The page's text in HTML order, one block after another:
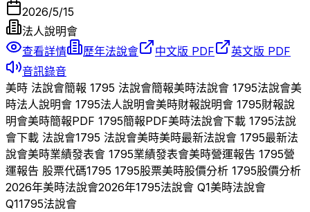
2026/5/15
法人說明會
查看詳情
歷年法說會 中文版 PDF
英文版 PDF
音訊錄音
美時 法說會簡報 1795 法說會簡報美時法說會 1795法說會美
時法人說明會 1795法人說明會美時財報說明會 1795財報說
明會美時簡報PDF 1795簡報PDF美時法說會下載 1795法說
會下載 法說會1795 法說會美時美時最新法說會 1795最新法
說會美時業績發表會 1795業績發表會美時營運報告 1795營
運報告 股票代碼1795 1795股票美時股價分析 1795股價分析
2026年美時法說會2026年1795法說會 Q1美時法說會
Q11795法說會